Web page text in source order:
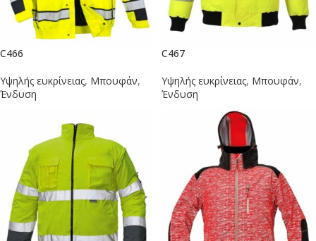
C466
Υψηλής ευκρίνειας, Μπουφάν,
Ένδυση
C467
Υψηλής ευκρίνειας, Μπουφάν,
Ένδυση